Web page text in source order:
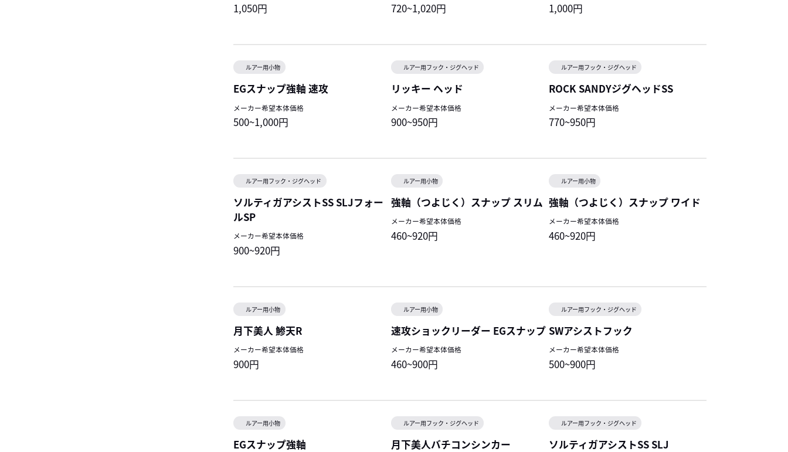
1,050円 720~1,020円 1,000円
ルアー用小物
EGスナップ強軸 速攻
メーカー希望本体価格
500~1,000円
ルアー用フック・ジグヘッド
リッキー ヘッド
メーカー希望本体価格
900~950円
ルアー用フック・ジグヘッド
ROCK SANDYジグヘッドSS
メーカー希望本体価格
770~950円
ルアー用フック・ジグヘッド
ソルティガアシストSS SLJフォー
ルSP
メーカー希望本体価格
900~920円
ルアー用小物
強軸（つよじく）スナップ スリム
メーカー希望本体価格
460~920円
ルアー用小物
強軸（つよじく）スナップ ワイド
メーカー希望本体価格
460~920円
ルアー用小物
月下美人 鯵天R
メーカー希望本体価格
900円
ルアー用小物
速攻ショックリーダー EGスナップ
メーカー希望本体価格
460~900円
ルアー用フック・ジグヘッド
SWアシストフック
メーカー希望本体価格
500~900円
ルアー用小物
EGスナップ強軸
ルアー用フック・ジグヘッド
月下美人バチコンシンカー
ルアー用フック・ジグヘッド
ソルティガアシストSS SLJ